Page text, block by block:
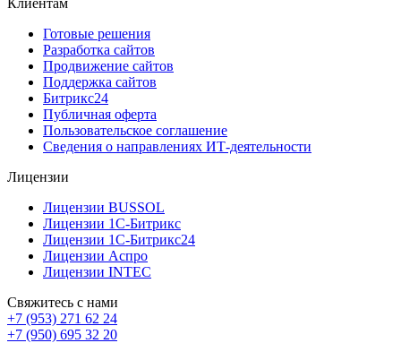
Готовые решения
Разработка сайтов
Продвижение сайтов
Поддержка сайтов
Битрикс24
Публичная оферта
Пользовательское соглашение
Сведения о направлениях ИТ-деятельности
Лицензии
Лицензии BUSSOL
Лицензии 1С-Битрикс
Лицензии 1С-Битрикс24
Лицензии Аспро
Лицензии INTEC
Свяжитесь с нами
+7 (953) 271 62 24
+7 (950) 695 32 20